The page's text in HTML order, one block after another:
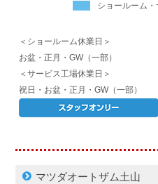
ショールーム
＜ショールーム休業日＞
お盆・正月・GW（一部）
＜サービス工場休業日＞
祝日・お盆・正月・GW（一部）
マツダオートザム土山